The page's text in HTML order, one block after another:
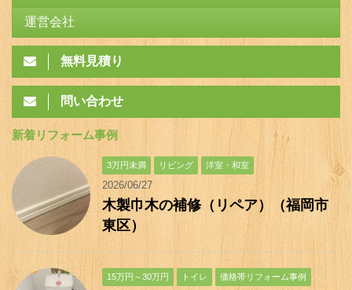
運営会社
無料見積り
問い合わせ
新着リフォーム事例
3万円未満 リビング 洋室・和室
2026/06/27
木製巾木の補修（リペア）（福岡市
東区）
15万円～30万円 トイレ 価格帯リフォーム事例